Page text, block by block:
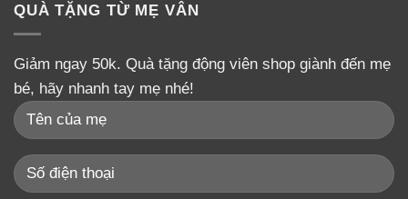
QUÀ TẶNG TỪ MẸ VÂN
Giảm ngay 50k. Quà tặng động viên shop giành đến mẹ
bé, hãy nhanh tay mẹ nhé!